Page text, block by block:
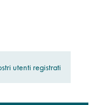
utenti registrati